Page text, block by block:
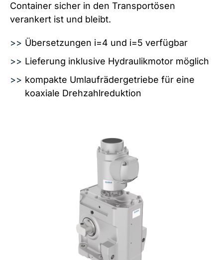
Container sicher in den Transportösen
verankert ist und bleibt.
Übersetzungen i=4 und i=5 verfügbar
Lieferung inklusive Hydraulikmotor möglich
kompakte Umlaufrädergetriebe für eine
koaxiale Drehzahlreduktion